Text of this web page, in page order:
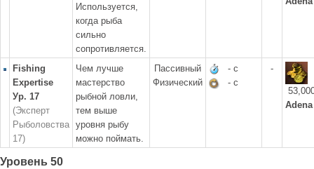
Используется,
когда рыба
сильно
сопротивляется.
Fishing
Expertise
Ур. 17
(Эксперт
Рыболовства
17)
Чем лучше
мастерство
рыбной ловли,
тем выше
уровня рыбу
можно поймать.
Пассивный
Физический
- с
- с
-
Adena
Уровень 50